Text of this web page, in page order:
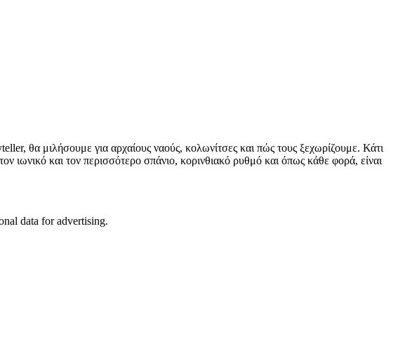
θα μιλήσουμε για αρχαίους ναούς, κολωνίτσες και πώς τους ξεχωρίζουμε. Κάτι
και τον περισσότερο σπάνιο, κορινθιακό ρυθμό και όπως κάθε φορά, είναι
data for advertising.